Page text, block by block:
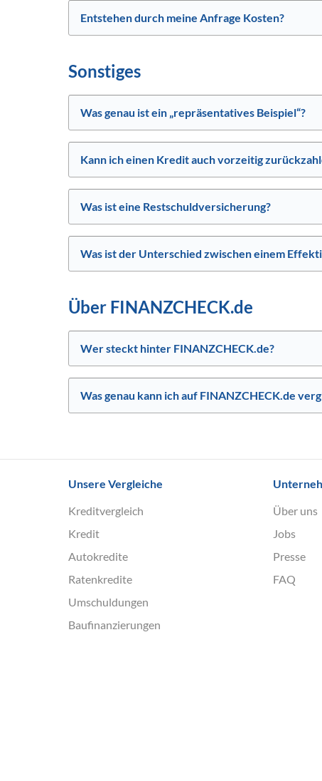
Entstehen durch meine Anfrage Kosten?
Sonstiges
Was genau ist ein „repräsentatives Beispiel“?
Kann ich einen Kredit auch vorzeitig
Was ist eine Restschuldversicherung?
Was ist der Unterschied zwischen einem
Über FINANZCHECK.de
Wer steckt hinter FINANZCHECK.de?
Was genau kann ich auf FINANZCHECK.de
Unsere Vergleiche
Kreditvergleich
Kredit
Autokredite
Ratenkredite
Umschuldungen
Baufinanzierungen
Über uns
Jobs
Presse
FAQ